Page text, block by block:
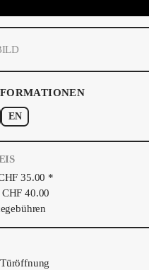
EN
35.00 *
40.00
Türöffnung